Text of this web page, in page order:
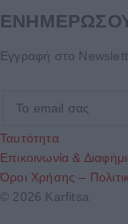
Εγγραφή στο
Ταυτότητα
Επικοινωνία &
Όροι Χρήσης –
© 2026 Karfitsa